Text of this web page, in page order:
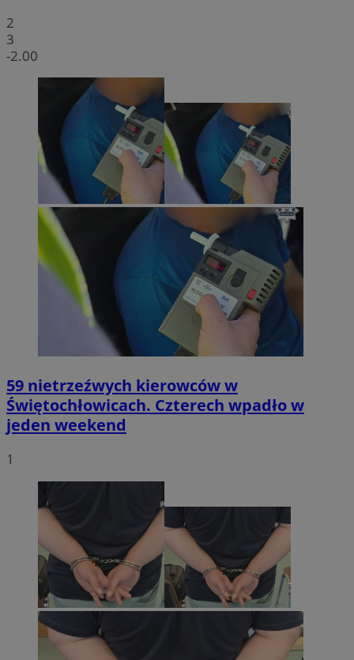
2
3
-2.00
59 nietrzeźwych kierowców w
Świętochłowicach. Czterech wpadło w
jeden weekend
1